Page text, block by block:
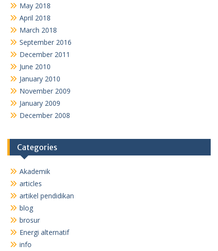
May 2018
April 2018
March 2018
September 2016
December 2011
June 2010
January 2010
November 2009
January 2009
December 2008
Categories
Akademik
articles
artikel pendidikan
blog
brosur
Energi alternatif
info